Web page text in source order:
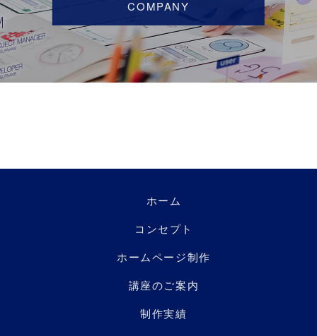
COMPANY
ホーム
コンセプト
ホームページ制作
講座のご案内
制作実績